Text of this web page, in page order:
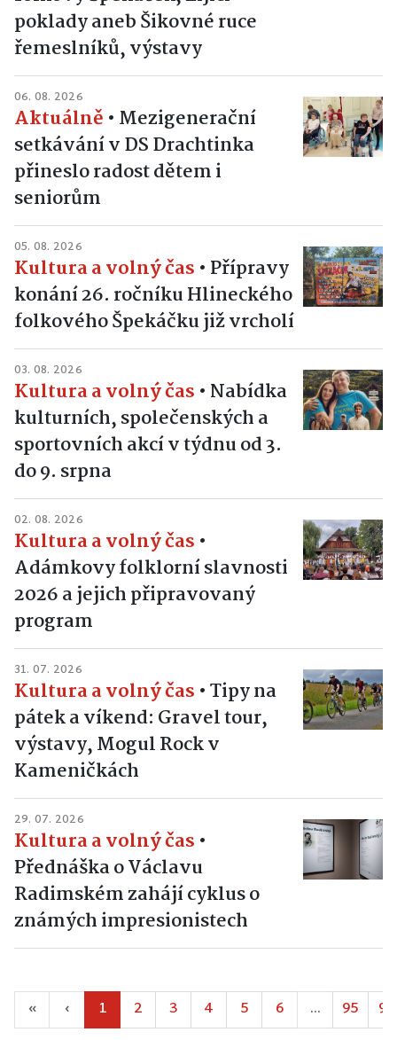
poklady aneb Šikovné ruce
řemeslníků, výstavy
06. 08. 2026
Aktuálně • Mezigenerační
setkávání v DS Drachtinka
přineslo radost dětem i
seniorům
05. 08. 2026
Kultura a volný čas • Přípravy
konání 26. ročníku Hlineckého
folkového Špekáčku již vrcholí
03. 08. 2026
Kultura a volný čas • Nabídka
kulturních, společenských a
sportovních akcí v týdnu od 3.
do 9. srpna
02. 08. 2026
Kultura a volný čas •
Adámkovy folklorní slavnosti
2026 a jejich připravovaný
program
31. 07. 2026
Kultura a volný čas •Tipy na
pátek a víkend: Gravel tour,
výstavy, Mogul Rock v
Kameničkách
29. 07. 2026
Kultura a volný čas •
Přednáška o Václavu
Radimském zahájí cyklus o
známých impresionistech
« ‹ 1 2 3 4 5 6 ... 95 96